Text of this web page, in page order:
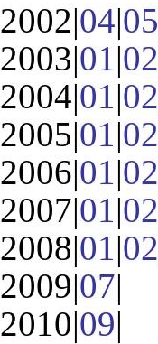
2002|04|05
2003|01|02
2004|01|02
2005|01|02
2006|01|02
2007|01|02
2008|01|02
2009|07|
2010|09|